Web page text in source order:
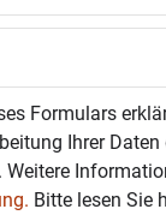
Formulars
Ihrer Daten
Bitte lesen Sie